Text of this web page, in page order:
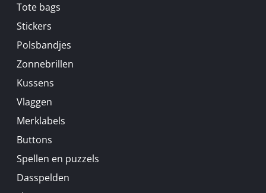
Tote bags
Stickers
Polsbandjes
Zonnebrillen
Kussens
Vlaggen
Merklabels
Buttons
Spellen en puzzels
Dasspelden